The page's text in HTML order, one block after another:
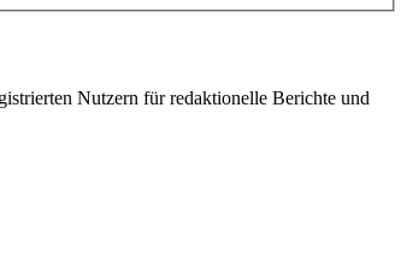
Nutzern für redaktionelle Berichte und